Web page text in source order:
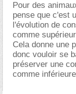
Pour des
pense que c'est
l'évolution de
comme
Cela donne une
donc vouloir se
préserver une
comme